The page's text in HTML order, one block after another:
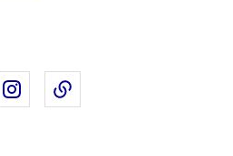
X sur Linkedin
Partager sur Instagram